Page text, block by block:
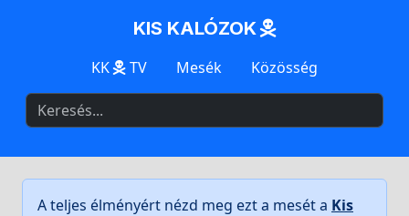
KIS KALÓZOK
KK TV Mesék Közösség
A teljes élményért nézd meg ezt a mesét a Kis